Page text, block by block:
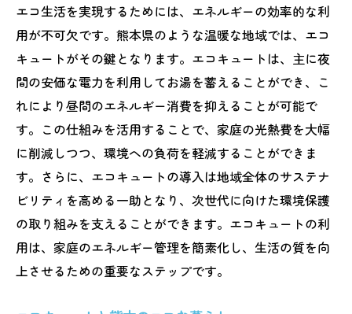
エコ生活を実現するためには、エネルギーの効率的な利
用が不可欠です。熊本県のような温暖な地域では、エコ
キュートがその鍵となります。エコキュートは、主に夜
間の安価な電力を利用してお湯を蓄えることができ、こ
れにより昼間のエネルギー消費を抑えることが可能で
す。この仕組みを活用することで、家庭の光熱費を大幅
に削減しつつ、環境への負荷を軽減することができま
す。さらに、エコキュートの導入は地域全体のサステナ
ビリティを高める一助となり、次世代に向けた環境保護
の取り組みを支えることができます。エコキュートの利
用は、家庭のエネルギー管理を簡素化し、生活の質を向
上させるための重要なステップです。